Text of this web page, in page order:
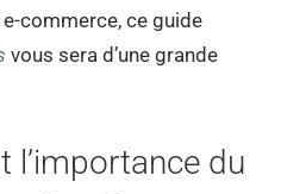
commerce, ce guide
vous sera d’une grande
l’importance du